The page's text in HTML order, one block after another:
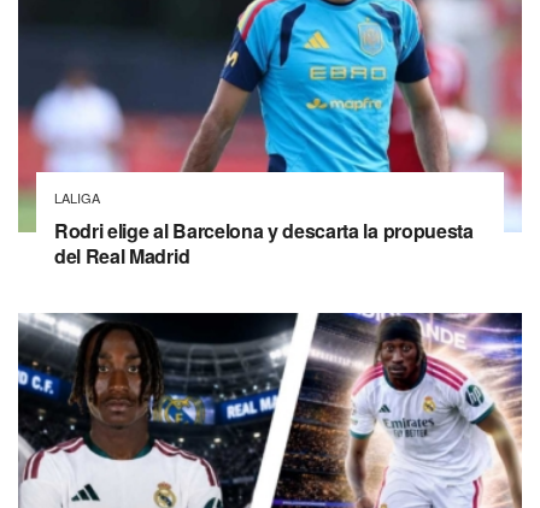
LALIGA
Rodri elige al Barcelona y descarta la propuesta
del Real Madrid